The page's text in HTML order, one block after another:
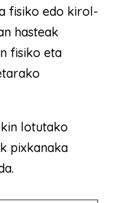
fisiko edo kirol-
hasteak
fisiko eta
lotutako
pixkanaka